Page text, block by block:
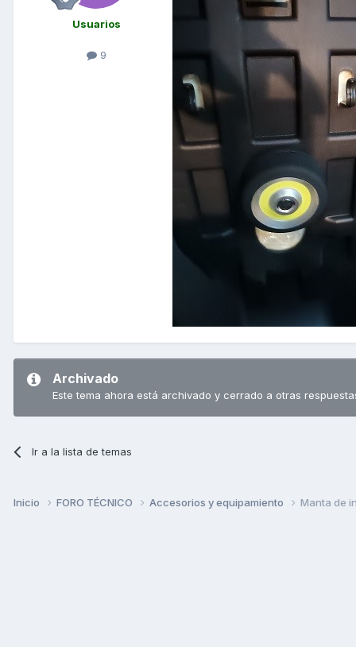
Usuarios
9
Archivado
Este tema ahora está archivado y cerrado a otras
Ir a la lista de temas
Inicio FORO TÉCNICO Accesorios y equipamiento Manta de